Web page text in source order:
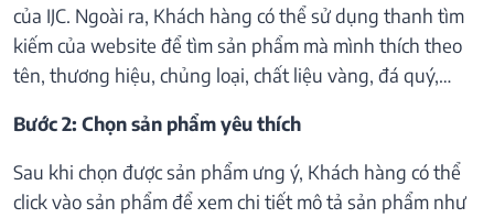
của IJC. Ngoài ra, Khách hàng có thể sử dụng thanh tìm
kiếm của website để tìm sản phẩm mà mình thích theo
tên, thương hiệu, chủng loại, chất liệu vàng, đá quý,…
Bước 2: Chọn sản phẩm yêu thích
Sau khi chọn được sản phẩm ưng ý, Khách hàng có thể
click vào sản phẩm để xem chi tiết mô tả sản phẩm như